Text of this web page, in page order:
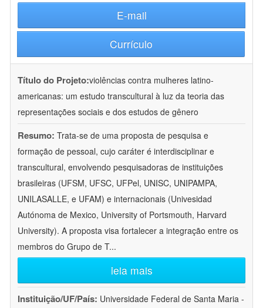
E-mail
Currículo
Título do Projeto:violências contra mulheres latino-
americanas: um estudo transcultural à luz da teoria das
representações sociais e dos estudos de gênero
Resumo: Trata-se de uma proposta de pesquisa e
formação de pessoal, cujo caráter é interdisciplinar e
transcultural, envolvendo pesquisadoras de instituições
brasileiras (UFSM, UFSC, UFPel, UNISC, UNIPAMPA,
UNILASALLE, e UFAM) e internacionais (Univesidad
Autónoma de Mexico, University of Portsmouth, Harvard
University). A proposta visa fortalecer a integração entre os
membros do Grupo de T...
leia mais
Instituição/UF/País: Universidade Federal de Santa Maria -